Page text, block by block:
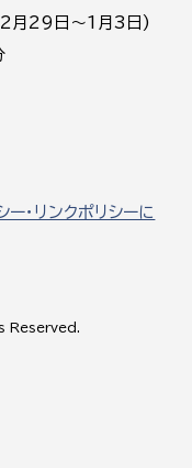
月29日～1月3日)
・リンクポリシーに